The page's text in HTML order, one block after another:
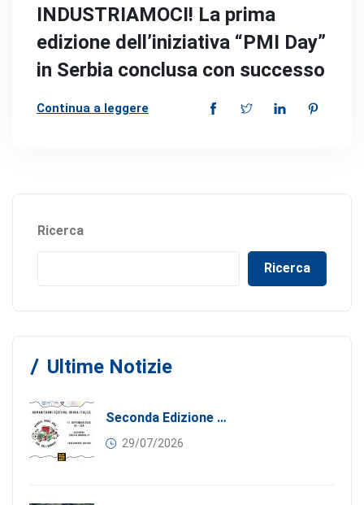
INDUSTRIAMOCI! La prima
edizione dell’iniziativa “PMI Day”
in Serbia conclusa con successo
Continua a leggere
Ricerca
Ricerca
Ultime Notizie
Seconda Edizione Di MANGIA. DONA. AMA: Quando La Gastronomia Incontra La Solidarietà, 11 Settembre 2026
29/07/2026